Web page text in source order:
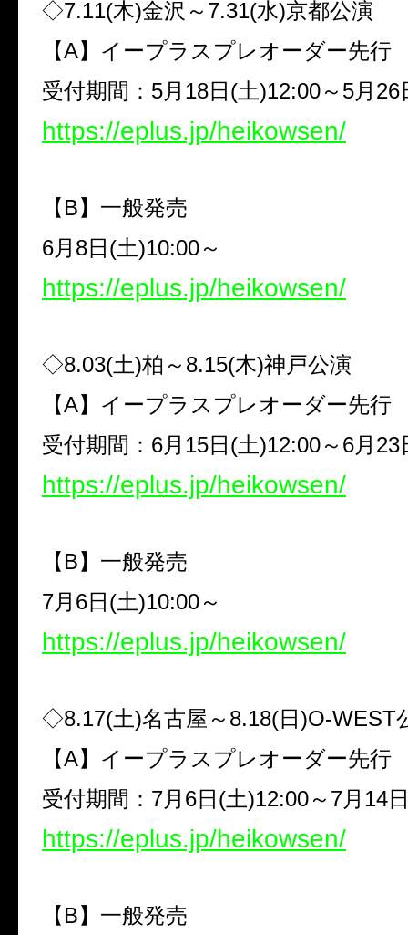
◇7.11(木)金沢～ 7.31(水)京都公演
【A】イープラスプレオーダー先行
受付期間： 5月 18日 (土)12:00～ 5月 26
https://eplus.jp/heikowsen/
【 B】一般発売
6月 8日 (土)10:00～
https://eplus.jp/heikowsen/
◇8.03(土)柏～ 8.15(木)神戸公演
【A】イープラスプレオーダー先行
受付期間： 6月 15日 (土)12:00～ 6月 23
https://eplus.jp/heikowsen/
【 B】一般発売
7月 6日 (土)10:00～
https://eplus.jp/heikowsen/
◇8.17(土)名古屋～ 8.18(日 )O-WEST
【A】イープラスプレオーダー先行
受付期間： 7月 6日 (土)12:00～ 7月 14
https://eplus.jp/heikowsen/
【 B】一般発売